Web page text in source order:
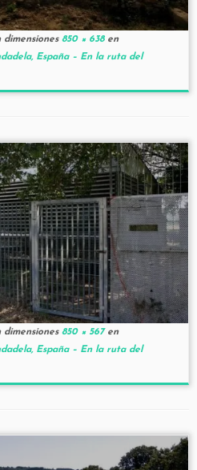
850 × 638en
España – En la ruta del
850 × 567en
España – En la ruta del